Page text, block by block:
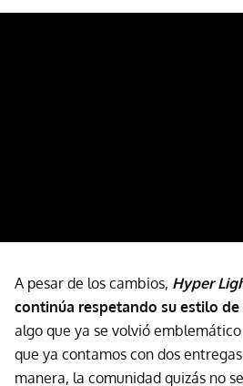
A pesar de los cambios, Hyper
continúa respetando su estilo
algo que ya se volvió
que ya contamos con dos
manera, la comunidad quizás no